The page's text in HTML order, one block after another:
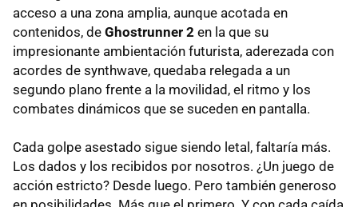
acceso a una zona amplia, aunque acotada en
contenidos, de Ghostrunner 2 en la que su
impresionante ambientación futurista, aderezada con
acordes de synthwave, quedaba relegada a un
segundo plano frente a la movilidad, el ritmo y los
combates dinámicos que se suceden en pantalla.
Cada golpe asestado sigue siendo letal, faltaría más.
Los dados y los recibidos por nosotros. ¿Un juego de
acción estricto? Desde luego. Pero también generoso